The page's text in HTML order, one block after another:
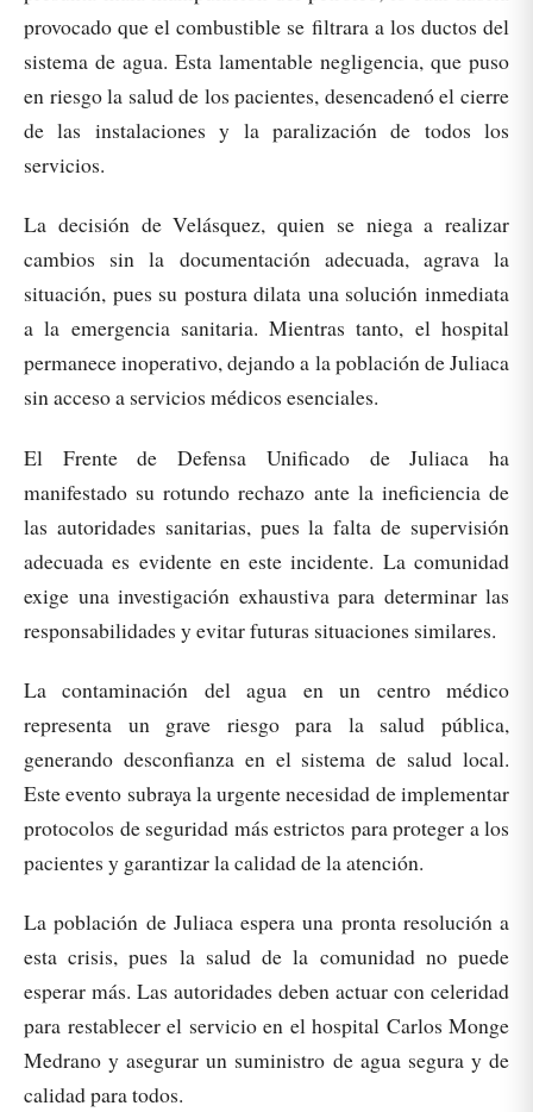
provocado que el combustible se filtrara a los ductos del
sistema de agua. Esta lamentable negligencia, que puso
en riesgo la salud de los pacientes, desencadenó el cierre
de las instalaciones y la paralización de todos los
servicios.
La decisión de Velásquez, quien se niega a realizar
cambios sin la documentación adecuada, agrava la
situación, pues su postura dilata una solución inmediata
a la emergencia sanitaria. Mientras tanto, el hospital
permanece inoperativo, dejando a la población de Juliaca
sin acceso a servicios médicos esenciales.
El Frente de Defensa Unificado de Juliaca ha
manifestado su rotundo rechazo ante la ineficiencia de
las autoridades sanitarias, pues la falta de supervisión
adecuada es evidente en este incidente. La comunidad
exige una investigación exhaustiva para determinar las
responsabilidades y evitar futuras situaciones similares.
La contaminación del agua en un centro médico
representa un grave riesgo para la salud pública,
generando desconfianza en el sistema de salud local.
Este evento subraya la urgente necesidad de implementar
protocolos de seguridad más estrictos para proteger a los
pacientes y garantizar la calidad de la atención.
La población de Juliaca espera una pronta resolución a
esta crisis, pues la salud de la comunidad no puede
esperar más. Las autoridades deben actuar con celeridad
para restablecer el servicio en el hospital Carlos Monge
Medrano y asegurar un suministro de agua segura y de
calidad para todos.